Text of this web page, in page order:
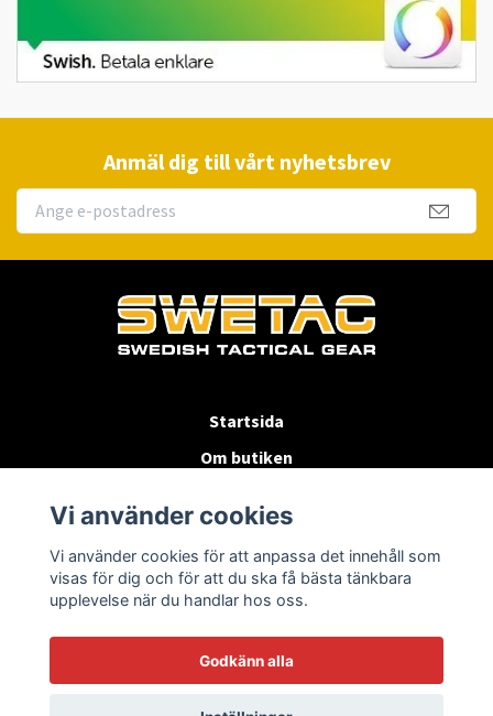
Anmäl dig till vårt nyhetsbrev
Startsida
Om butiken
Byten & Returer
Kontakta oss
Vi använder cookies
Vi använder cookies för att anpassa det innehåll som
visas för dig och för att du ska få bästa tänkbara
upplevelse när du handlar hos oss.
Godkänn alla